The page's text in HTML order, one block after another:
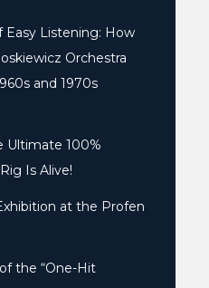
Easy Listening: How
Orchestra
and 1970s
Ultimate 100%
Is Alive!
at the Profen
the “One-Hit